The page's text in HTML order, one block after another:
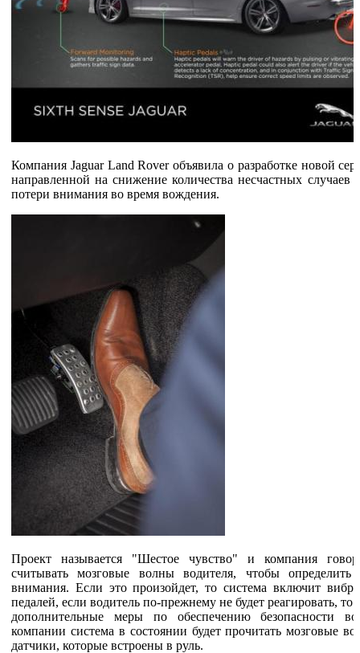
Компания Jaguar Land Rover объявила о разработке новой
направленной на снижение количества несчастных случаев
потери внимания во время вождения.
Проект называется "Шестое чувство" и компания
считывать мозговые волны водителя, чтобы определить
внимания. Если это произойдет, то система включит
педалей, если водитель по-прежнему не будет реагировать, то
дополнительные меры по обеспечению безопасности
компании система в состоянии будет прочитать мозговые
датчики, которые встроены в руль.